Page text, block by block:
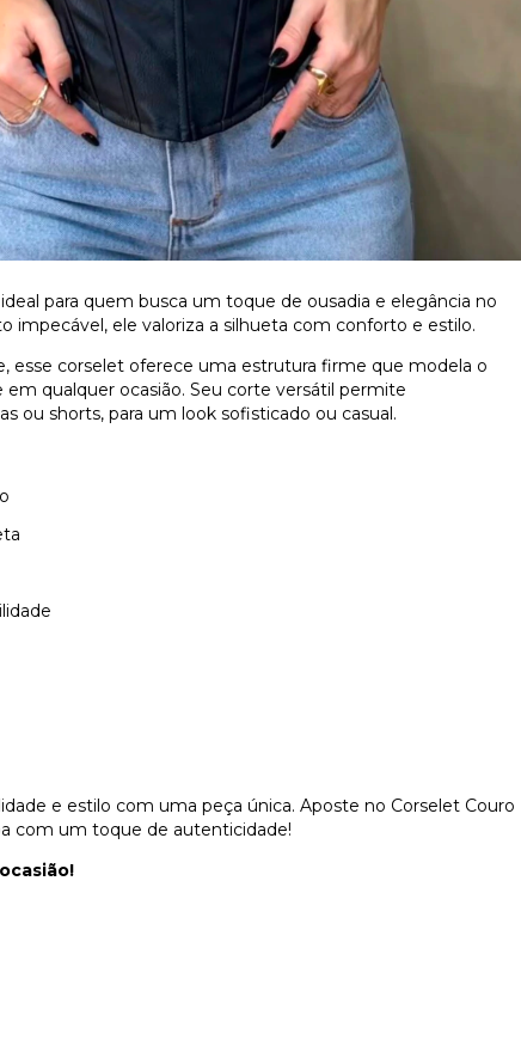
para quem busca um toque de ousadia e elegância no
impecável, ele valoriza a silhueta com conforto e estilo.
esse corselet oferece uma estrutura firme que modela o
qualquer ocasião. Seu corte versátil permite
ou shorts, para um look sofisticado ou casual.
e estilo com uma peça única. Aposte no Corselet Couro
com um toque de autenticidade!